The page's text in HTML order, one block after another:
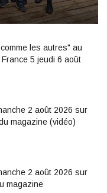
les autres" au
5 jeudi 6 août
2 août 2026 sur
magazine (vidéo)
2 août 2026 sur
magazine